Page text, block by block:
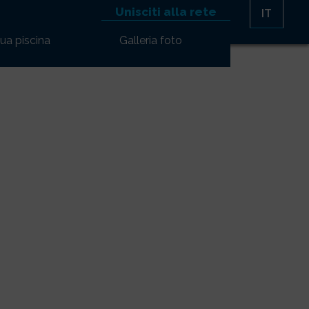
Unisciti alla rete IT
piscina Galleria foto